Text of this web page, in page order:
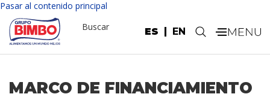
Nota:
este
sitio
web
incluye
Pasar al contenido principal
ES EN
Buscar .
MARCO DE FINANCIAMIENTO